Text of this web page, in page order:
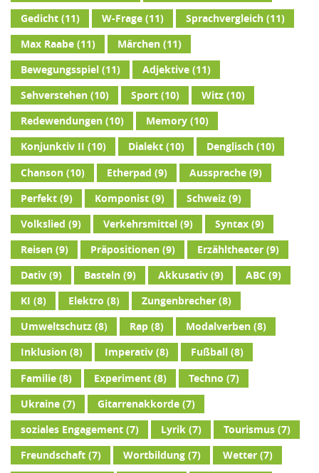
Gedicht(11) W-Frage(11) Sprachvergleich(11)
Max Raabe(11) Märchen(11)
Bewegungsspiel(11) Adjektive(11)
Sehverstehen(10) Sport(10) Witz(10)
Redewendungen(10) Memory(10)
Konjunktiv II (10) Dialekt(10) Denglisch(10)
Chanson(10) Etherpad (9) Aussprache(9)
Perfekt(9) Komponist(9) Schweiz(9)
Volkslied (9) Verkehrsmittel(9) Syntax(9)
Reisen(9) Präpositionen(9) Erzähltheater(9)
Dativ(9) Basteln(9) Akkusativ(9) ABC (9)
KI (8) Elektro (8) Zungenbrecher(8)
Umweltschutz(8) Rap(8) Modalverben(8)
Inklusion(8) Imperativ(8) Fußball (8)
Familie(8) Experiment(8) Techno (7)
Ukraine(7) Gitarrenakkorde(7)
soziales Engagement(7) Lyrik(7) Tourismus(7)
Freundschaft(7) Wortbildung(7) Wetter(7)